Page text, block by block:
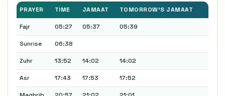
PRAYER TIME JAMAAT TOMORROW'S JAMAAT
Fajr 05:27 05:37 05:39
Sunrise 06:38
Zuhr 13:52 14:02 14:02
Asr 17:43 17:53 17:52